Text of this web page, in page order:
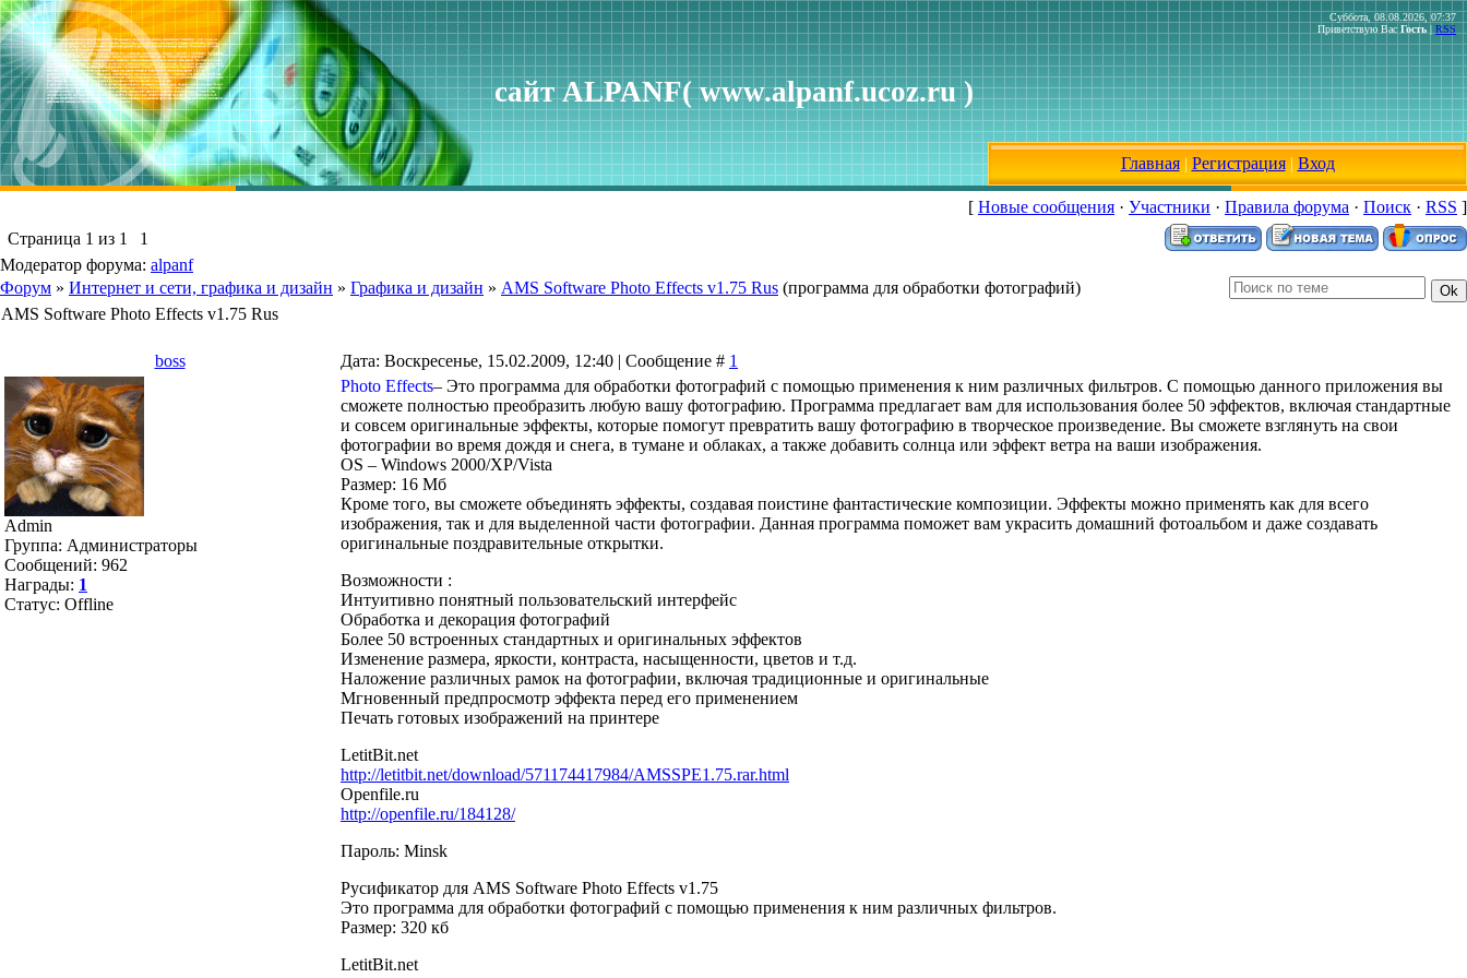
сайт ALPANF( www.alpanf.ucoz.ru )
Суббота, 08.08.2026, 07:37
Приветствую Вас Гость | RSS
Главная| Регистрация| Вход
[ Новые сообщения · Участники · Правила форума · Поиск · RSS ]
Страница 1 из 1
1
Модератор форума: alpanf
Форум » Интернет и сети, графика и дизайн » Графика и дизайн » AMS Software Photo Effects v1.75 Rus (программа для обработки фотографий)
AMS Software Photo Effects v1.75 Rus
boss Дата: Воскресенье, 15.02.2009, 12:40 | Сообщение # 1
Admin
Группа: Администраторы
Сообщений: 962
Награды: 1
Статус: Offline
Photo Effects– Это программа для обработки фотографий с помощью применения к ним различных фильтров. С помощью данного приложения вы
сможете полностью преобразить любую вашу фотографию. Программа предлагает вам для использования более 50 эффектов, включая стандартные
и совсем оригинальные эффекты, которые помогут превратить вашу фотографию в творческое произведение. Вы сможете взглянуть на свои
фотографии во время дождя и снега, в тумане и облаках, а также добавить солнца или эффект ветра на ваши изображения.
OS – Windows 2000/XP/Vista
Размер: 16 Mб
Кроме того, вы сможете объединять эффекты, создавая поистине фантастические композиции. Эффекты можно применять как для всего
изображения, так и для выделенной части фотографии. Данная программа поможет вам украсить домашний фотоальбом и даже создавать
оригинальные поздравительные открытки.
Возможности :
Интуитивно понятный пользовательский интерфейс
Обработка и декорация фотографий
Более 50 встроенных стандартных и оригинальных эффектов
Изменение размера, яркости, контраста, насыщенности, цветов и т.д.
Наложение различных рамок на фотографии, включая традиционные и оригинальные
Мгновенный предпросмотр эффекта перед его применением
Печать готовых изображений на принтере
LetitBit.net
http://letitbit.net/download/571174417984/AMSSPE1.75.rar.html
Оpenfile.ru
http://openfile.ru/184128/
Пароль: Minsk
Русификатор для AMS Software Photo Effects v1.75
Это программа для обработки фотографий с помощью применения к ним различных фильтров.
Размер: 320 кб
LetitBit.net